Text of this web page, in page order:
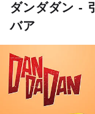
ダンダダン -
バア